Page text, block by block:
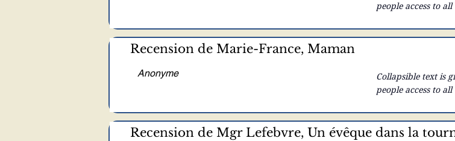
people access to
here...
Recension de Marie-France, Maman
Anonyme
Collapsible text is
people access to
here...
Recension de Mgr Lefebvre, Un évêque dans la